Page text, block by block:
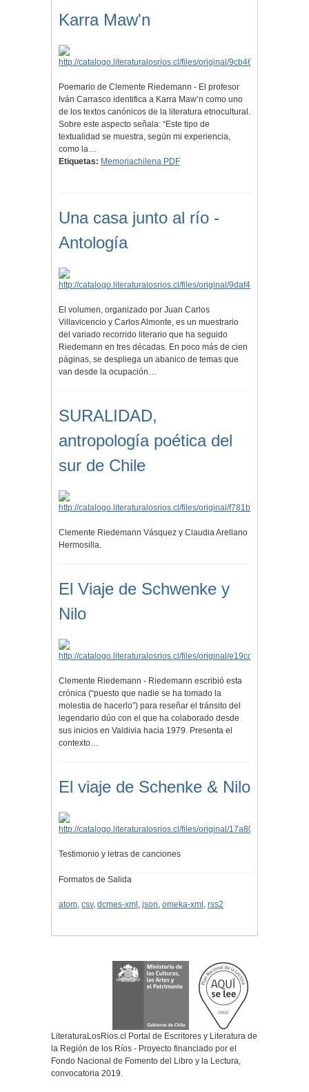
Karra Maw'n
Poemario de Clemente Riedemann - El profesor
Iván Carrasco identifica a Karra Maw’n como uno
de los textos canónicos de la literatura etnocultural.
Sobre este aspecto señala: “Este tipo de
textualidad se muestra, según mi experiencia,
como la…
Etiquetas: Memoriachilena PDF
Una casa junto al río -
Antología
El volumen, organizado por Juan Carlos
Villavicencio y Carlos Almonte, es un muestrario
del variado recorrido literario que ha seguido
Riedemann en tres décadas. En poco más de cien
páginas, se despliega un abanico de temas que
van desde la ocupación…
SURALIDAD,
antropología poética del
sur de Chile
Clemente Riedemann Vásquez y Claudia Arellano
Hermosilla.
El Viaje de Schwenke y
Nilo
Clemente Riedemann - Riedemann escribió esta
crónica (“puesto que nadie se ha tomado la
molestia de hacerlo”) para reseñar el tránsito del
legendario dúo con el que ha colaborado desde
sus inicios en Valdivia hacia 1979. Presenta el
contexto…
El viaje de Schenke & Nilo
Testimonio y letras de canciones
Formatos de Salida
atom, csv, dcmes-xml , json, omeka-xml , rss2
LiteraturaLosRios.cl Portal de Escritores y Literatura de
la Región de los Ríos - Proyecto financiado por el
Fondo Nacional de Fomento del Libro y la Lectura,
convocatoria 2019.